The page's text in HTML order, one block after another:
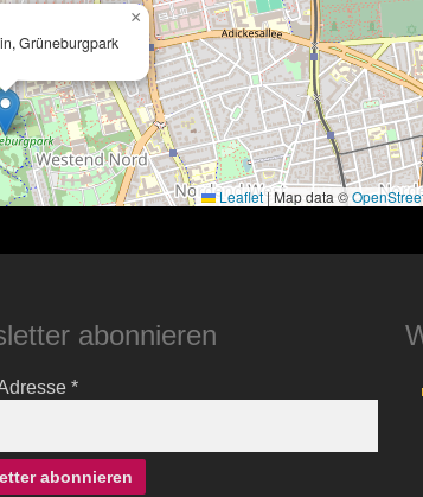
Grüneburgpark
×
Leaflet|Map data ©
abonnieren
*